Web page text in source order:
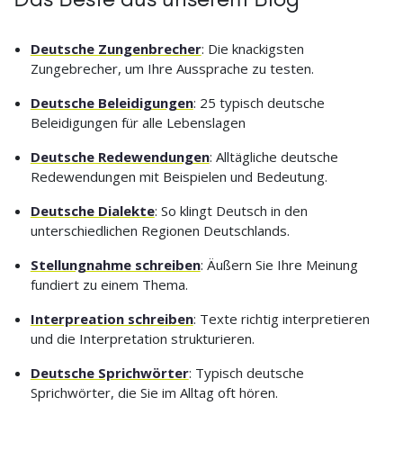
Deutsche Zungenbrecher: Die knackigsten
Zungebrecher, um Ihre Aussprache zu testen.
Deutsche Beleidigungen: 25 typisch deutsche
Beleidigungen für alle Lebenslagen
Deutsche Redewendungen: Alltägliche deutsche
Redewendungen mit Beispielen und Bedeutung.
Deutsche Dialekte: So klingt Deutsch in den
unterschiedlichen Regionen Deutschlands.
Stellungnahme schreiben: Äußern Sie Ihre Meinung
fundiert zu einem Thema.
Interpreation schreiben: Texte richtig interpretieren
und die Interpretation strukturieren.
Deutsche Sprichwörter: Typisch deutsche
Sprichwörter, die Sie im Alltag oft hören.